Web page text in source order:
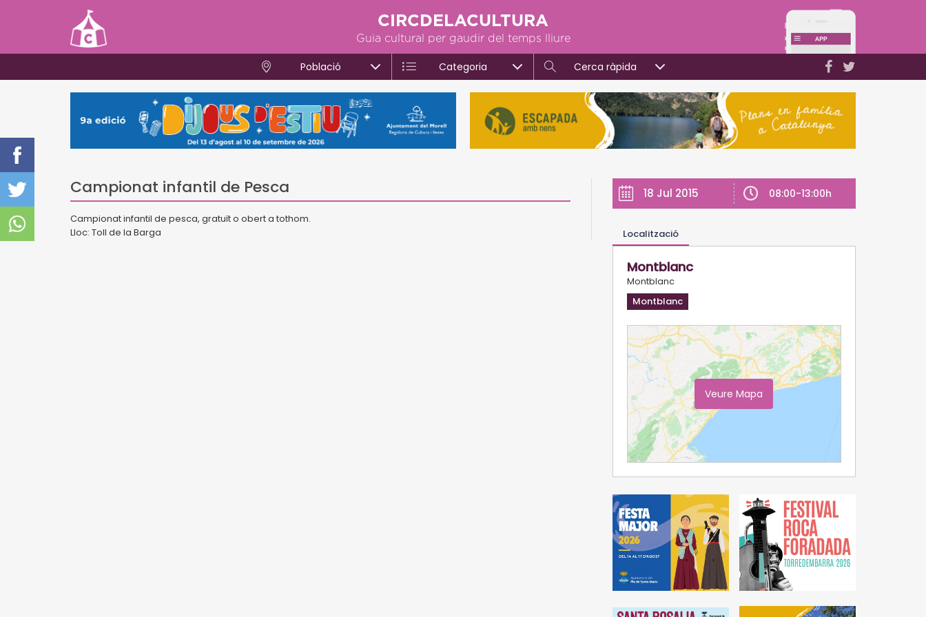
CIRCDELACULTURA
Guia cultural per gaudir del temps lliure
Població Categoria Cerca ràpida
Campionat infantil de Pesca
Campionat infantil de pesca, gratuït o obert a tothom.
Lloc: Toll de la Barga
18 Jul 2015 08:00-13:00h
Localització
Montblanc
Montblanc
Montblanc
Veure Mapa